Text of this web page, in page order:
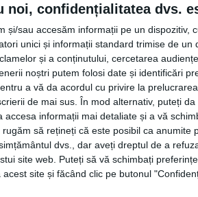
noi, confidențialitatea dvs.
și/sau accesăm informații pe un dispozitiv,
unici și informații standard trimise de un
și a conținutului, cercetarea
noștri putem folosi date și identificări
a vă da acordul cu privire la
de mai sus. În mod alternativ, puteți
accesa informații mai detaliate și a vă
rugăm să rețineți că este posibil ca anumite
dvs., dar aveți dreptul de a
site web. Puteți să vă schimbați
site și făcând clic pe butonul